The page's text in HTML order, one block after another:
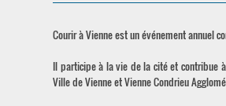
Courir à Vienne est un événement annuel
Il participe à la vie de la cité et contribue
Ville de Vienne et Vienne Condrieu